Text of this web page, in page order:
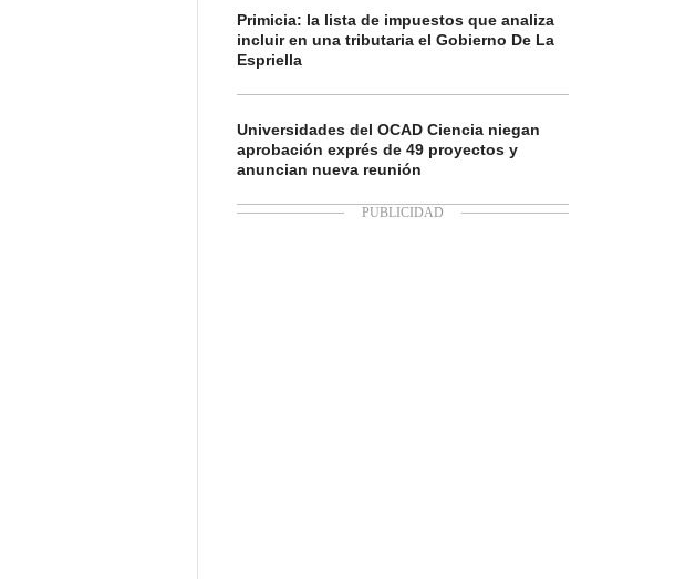
Primicia: la lista de impuestos que analiza
incluir en una tributaria el Gobierno De La
Espriella
Universidades del OCAD Ciencia niegan
aprobación exprés de 49 proyectos y
anuncian nueva reunión